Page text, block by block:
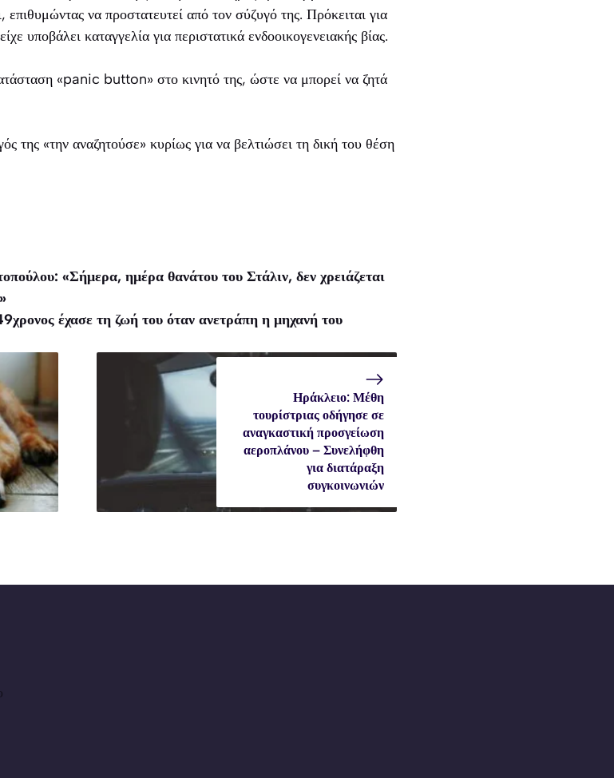
να προστατευτεί από τον σύζυγό της. Πρόκειται για
υποβάλει καταγγελία για περιστατικά ενδοοικογενειακής βίας.
«panic button» στο κινητό της, ώστε να μπορεί να ζητά
της «την αναζητούσε» κυρίως για να βελτιώσει τη δική του θέση
«Σήμερα, ημέρα θανάτου του Στάλιν, δεν χρειάζεται
έχασε τη ζωή του όταν ανετράπη η μηχανή του
Ηράκλειο: Μέθη
τουρίστριας οδήγησε σε
αναγκαστική προσγείωση
αεροπλάνου – Συνελήφθη
για διατάραξη
συγκοινωνιών